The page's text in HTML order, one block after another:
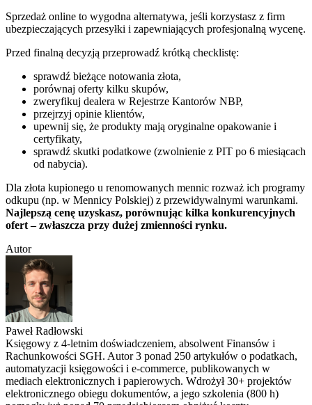
Sprzedaż online to wygodna alternatywa, jeśli korzystasz z firm
ubezpieczających przesyłki i zapewniających profesjonalną wycenę.
Przed finalną decyzją przeprowadź krótką checklistę:
sprawdź bieżące notowania złota,
porównaj oferty kilku skupów,
zweryfikuj dealera w Rejestrze Kantorów NBP,
przejrzyj opinie klientów,
upewnij się, że produkty mają oryginalne opakowanie i
certyfikaty,
sprawdź skutki podatkowe (zwolnienie z PIT po 6 miesiącach
od nabycia).
Dla złota kupionego u renomowanych mennic rozważ ich programy
odkupu (np. w Mennicy Polskiej) z przewidywalnymi warunkami.
Najlepszą cenę uzyskasz, porównując kilka konkurencyjnych
ofert – zwłaszcza przy dużej zmienności rynku.
Autor
Paweł Radłowski
Księgowy z 4-letnim doświadczeniem, absolwent Finansów i
Rachunkowości SGH. Autor 3 ponad 250 artykułów o podatkach,
automatyzacji księgowości i e-commerce, publikowanych w
mediach elektronicznych i papierowych. Wdrożył 30+ projektów
elektronicznego obiegu dokumentów, a jego szkolenia (800 h)